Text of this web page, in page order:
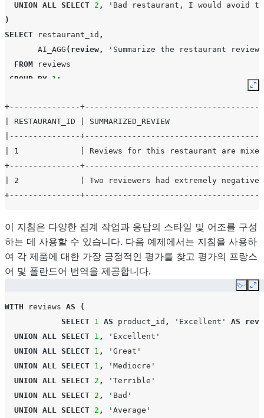
UNION ALL SELECT 2 ,
'Bad restaurant, I would avoid
)
SELECT
restaurant_id ,
AI_AGG ( review ,
'Summarize the restaurant
FROM
reviews
GROUP BY 1 ;
+---------------
| RESTAURANT_ID |
|---------------
| 1             | Reviews for this restaurant are mixed.
+---------------
| 2             | Two reviewers had extremely
+---------------
이 지침은 다양한 집계 작업과 응답의 스타일 및 어조를 구성
하는 데 사용할 수 있습니다. 다음 예제에서는 지침을 사용하
여 각 제품에 대한 가장 긍정적인 평가를 찾고 평가의 프랑스
어 및 폴란드어 번역을 제공합니다.
Copy
WITH reviews AS
(
SELECT 1 AS product_id , 'Excellent' AS
UNION ALL SELECT 1 ,
'Excellent'
UNION ALL SELECT 1 ,
'Great'
UNION ALL SELECT 1 ,
'Mediocre'
UNION ALL SELECT 2 ,
'Terrible'
UNION ALL SELECT 2 ,
'Bad'
UNION ALL SELECT 2 ,
'Average'